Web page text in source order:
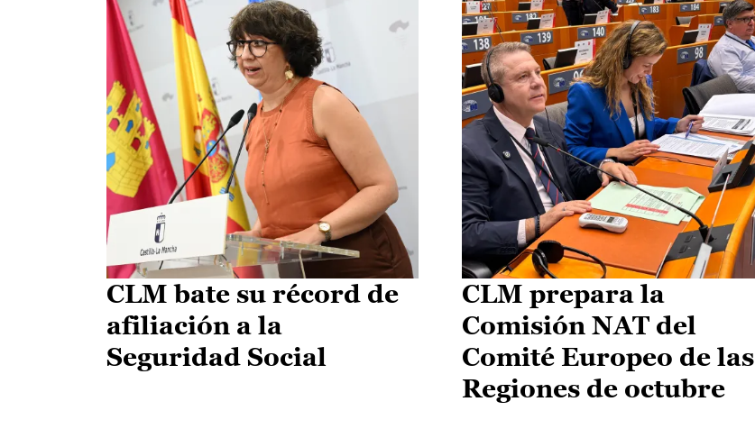
CLM bate su récord de
afiliación a la
Seguridad Social
CLM prepara la
Comisión NAT del
Comité Europeo de las
Regiones de octubre